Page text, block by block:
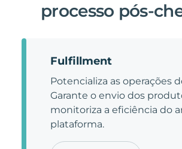
processo pós-
Fulfillment
Potencializa as operações
Garante o envio dos
monitoriza a eficiência do
plataforma.